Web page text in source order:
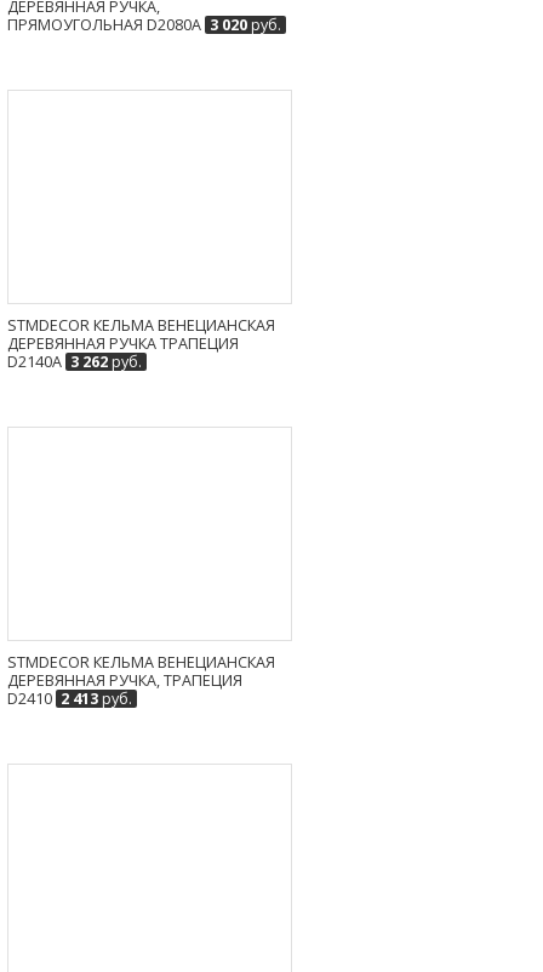
ДЕРЕВЯННАЯ РУЧКА,
ПРЯМОУГОЛЬНАЯ D2080A 3 020руб.
STMDECOR КЕЛЬМА ВЕНЕЦИАНСКАЯ
ДЕРЕВЯННАЯ РУЧКА ТРАПЕЦИЯ
D2140A 3 262руб.
STMDECOR КЕЛЬМА ВЕНЕЦИАНСКАЯ
ДЕРЕВЯННАЯ РУЧКА, ТРАПЕЦИЯ
D2410 2 413руб.